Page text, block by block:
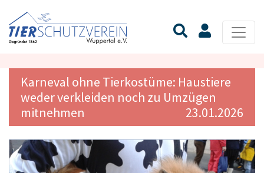
Karneval ohne Tierkostüme: Haustiere
weder verkleiden noch zu Umzügen
mitnehmen
23.01.2026